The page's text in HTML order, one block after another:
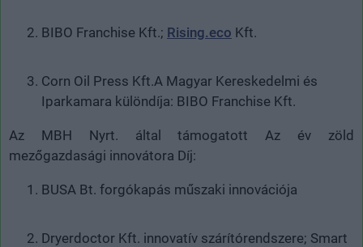
BIBO Franchise Kft.; Rising.eco Kft.
Corn Oil Press Kft.A Magyar Kereskedelmi és
Iparkamara különdíja: BIBO Franchise Kft.
Az MBH Nyrt. által támogatott Az év zöld
mezőgazdasági innovátora Díj:
BUSA Bt. forgókapás műszaki innovációja
Dryerdoctor Kft. innovatív szárítórendszere; Smart